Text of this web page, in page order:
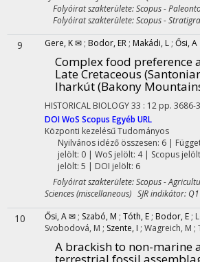
Folyóirat szakterülete: Scopus -
Folyóirat szakterülete: Scopus -
9 Gere, K ✉ ; Bodor, ER ; Makádi, L ; Ősi, A
Complex food preference
Late Cretaceous
Iharkút (Bakony
HISTORICAL BIOLOGY33 : 12 pp. 3686-
DOIWoS Scopus Egyéb URL
Központi kezelésűTudományos
Nyilvános idéző összesen: 6|
jelölt: 0 | WoS jelölt: 4 | Scopus
jelölt: 5 | DOI jelölt: 6
Folyóirat szakterülete: Scopus -
Sciences (miscellaneous) SJR indikátor: Q1
10 Ősi, A ✉ ; Szabó, M ; Tóth, E ; Bodor, E ;
Svobodová, M ; Szente, I ; Wagreich, M ;
A brackish to non-marine